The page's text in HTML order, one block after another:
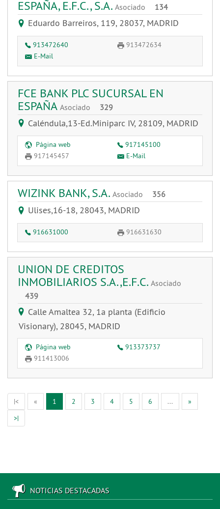
ESPAÑA, E.F.C., S.A. Asociado 134
Eduardo Barreiros, 119, 28037, MADRID
913472640
913472634
E-Mail
FCE BANK PLC SUCURSAL EN
ESPAÑA Asociado 329
Caléndula,13-Ed.Miniparc IV, 28109, MADRID
Página web
917145100
917145457
E-Mail
WIZINK BANK, S.A. Asociado 356
Ulises,16-18, 28043, MADRID
916631000 916631630
UNION DE CREDITOS
INMOBILIARIOS S.A.,E.F.C. Asociado
439
Calle Amaltea 32, 1a planta (Edificio
Visionary), 28045, MADRID
Página web
913373737
911413006
|< « 1 (Actual)
2 3 4 5 6 ...
»
>|
NOTICIAS DESTACADAS